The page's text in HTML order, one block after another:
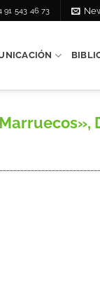
91 543 46 73